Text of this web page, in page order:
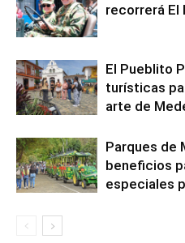
recorrerá El
El Pueblito
turísticas
arte de
Parques de
beneficios
especiales